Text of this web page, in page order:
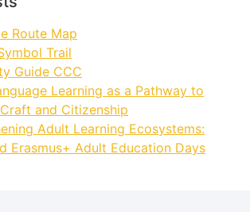
Route Map
Trail
Guide CCC
Learning as a Pathway to
and Citizenship
Adult Learning Ecosystems:
Erasmus+ Adult Education Days